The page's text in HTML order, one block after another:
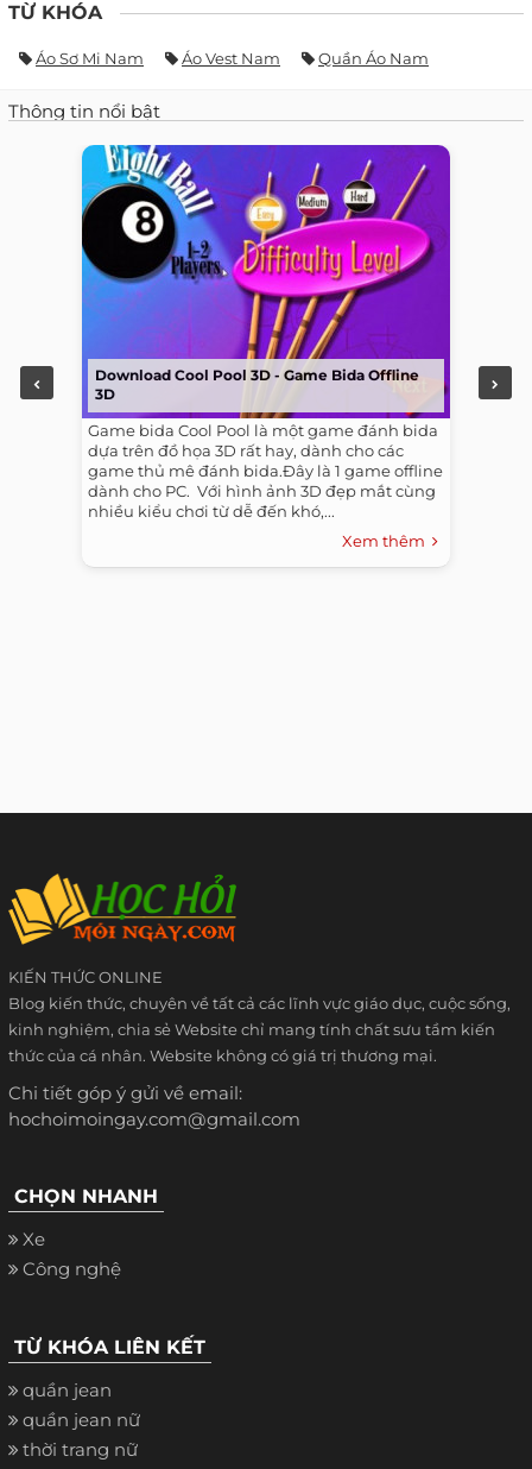
TỪ KHÓA
Áo Sơ Mi Nam Áo Vest Nam Quần Áo Nam
Thông tin nổi bật
Download Cool Pool 3D - Game Bida Offline
3D
Game bida Cool Pool là một game đánh bida
dựa trên đồ họa 3D rất hay, dành cho các
game thủ mê đánh bida.Đây là 1 game offline
dành cho PC. ​ Với hình ảnh 3D đẹp mắt cùng
nhiều kiểu chơi từ dễ đến khó,...
Xem thêm
KIẾN THỨC ONLINE
Blog kiến thức, chuyên về tất cả các lĩnh vực giáo dục, cuộc sống,
kinh nghiệm, chia sẻ Website chỉ mang tính chất sưu tầm kiến
thức của cá nhân. Website không có giá trị thương mại.
Chi tiết góp ý gửi về email:
hochoimoingay.com@gmail.com
CHỌN NHANH
Xe
Công nghệ
TỪ KHÓA LIÊN KẾT
quần jean
quần jean nữ
thời trang nữ